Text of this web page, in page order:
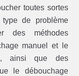
toutes sortes
de problème
des méthodes
manuel et le
ainsi que des
le débouchage